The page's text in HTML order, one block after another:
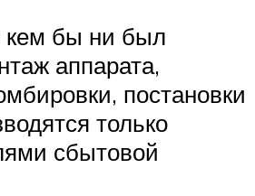
кем бы ни был
аппарата,
постановки
только
сбытовой